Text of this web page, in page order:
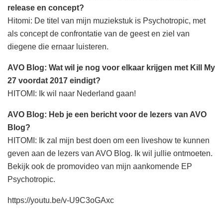
release en concept?
Hitomi: De titel van mijn muziekstuk is Psychotropic, met
als concept de confrontatie van de geest en ziel van
diegene die ernaar luisteren.
AVO Blog: Wat wil je nog voor elkaar krijgen met Kill My
27 voordat 2017 eindigt?
HITOMI: Ik wil naar Nederland gaan!
AVO Blog: Heb je een bericht voor de lezers van AVO
Blog?
HITOMI: Ik zal mijn best doen om een liveshow te kunnen
geven aan de lezers van AVO Blog. Ik wil jullie ontmoeten.
Bekijk ook de promovideo van mijn aankomende EP
Psychotropic.
https://youtu.be/v-U9C3oGAxc